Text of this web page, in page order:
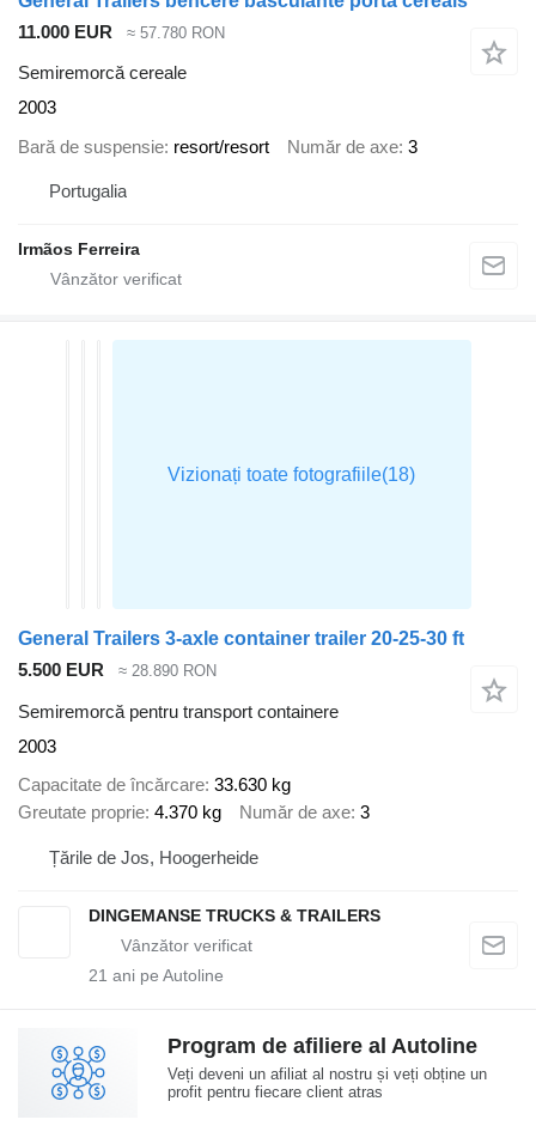
11.000 EUR
≈ 57.780 RON
Semiremorcă cereale
2003
Bară de suspensie resort/resort Număr de axe 3
Portugalia
Irmãos Ferreira
General Trailers 3-axle container trailer 20-25-30 ft
5.500 EUR
≈ 28.890 RON
Semiremorcă pentru transport containere
2003
Capacitate de încărcare 33.630 kg
Greutate proprie 4.370 kg Număr de axe 3
Țările de Jos, Hoogerheide
DINGEMANSE TRUCKS & TRAILERS
21 ani pe Autoline
Program de afiliere al Autoline
Veți deveni un afiliat al nostru și veți obține un
profit pentru fiecare client atras